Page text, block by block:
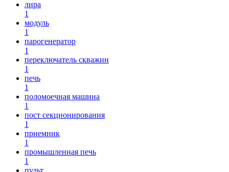
лира
1
модуль
1
парогенератор
1
переключатель скважин
1
печь
1
поломоечная машина
1
пост секционирования
1
приемник
1
промышленная печь
1
пульт